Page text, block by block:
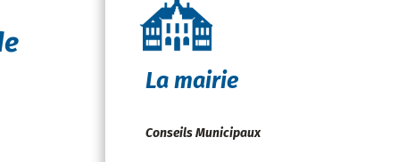
La mairie
Conseils Municipaux